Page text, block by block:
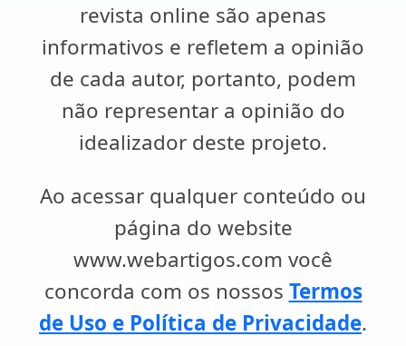
revista online são apenas
informativos e refletem a opinião
de cada autor, portanto, podem
não representar a opinião do
idealizador deste projeto.
Ao acessar qualquer conteúdo ou
página do website
www.webartigos.com você
concorda com os nossos Termos
de Uso e Política de Privacidade.